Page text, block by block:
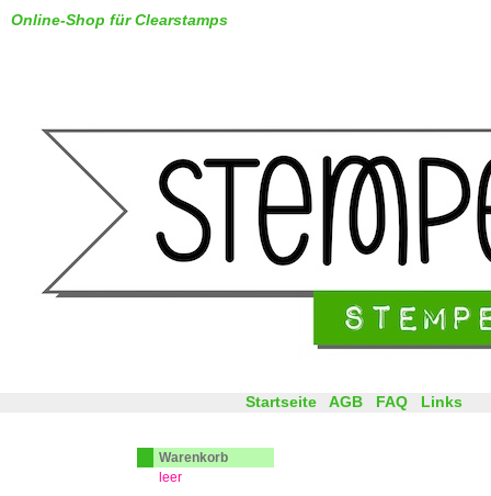
Online-Shop für Clearstamps
Startseite AGB FAQ Links
Warenkorb
leer